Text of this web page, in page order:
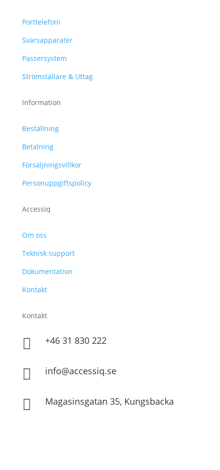
Porttelefoni
Svarsapparater
Passersystem
Strömställare & Uttag
Information
Beställning
Betalning
Försäljningsvillkor
Personuppgiftspolicy
Accessiq
Om oss
Teknisk support
Dokumentation
Kontakt
Kontakt
 +46 31 830 222
 info@accessiq.se
 Magasinsgatan 35, Kungsbacka